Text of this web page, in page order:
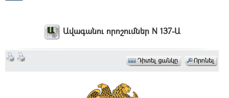
Ավագանու որոշումներ N 137-Ա